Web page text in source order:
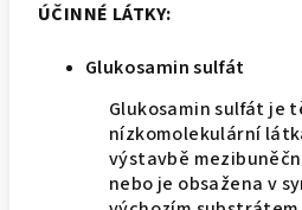
ÚČINNÉ LÁTKY:
Glukosamin sulfát
Glukosamin sulfát je
nízkomolekulární
výstavbě
nebo je obsažena v